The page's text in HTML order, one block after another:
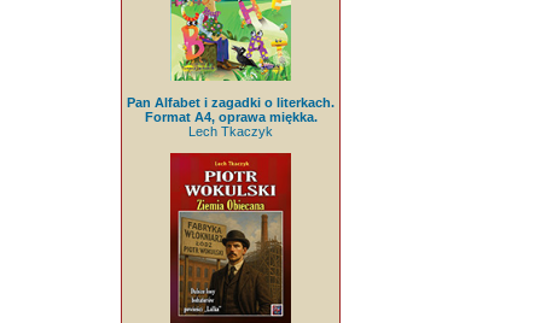
Pan Alfabet i zagadki o literkach.
Format A4, oprawa miękka.
Lech Tkaczyk